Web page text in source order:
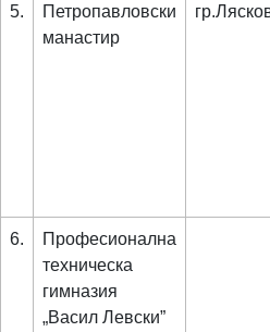
5.
Петропавловски
манастир
6.
Професионална
техническа
гимназия
„Васил Левски”